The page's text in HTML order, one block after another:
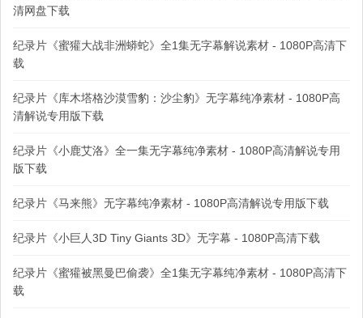
清网盘下载
纪录片《蜜獾大战非洲蟒蛇》全1集无字幕解说素材 - 1080P高清下
载
纪录片《库木塔格沙漠雪豹：沙尘豹》无字幕纯净素材 - 1080P高
清解说专用版下载
纪录片《小鹿艾洛》全一集无字幕纯净素材 - 1080P高清解说专用
版下载
纪录片《马来熊》无字幕纯净素材 - 1080P高清解说专用版下载
纪录片《小巨人3D Tiny Giants 3D》无字幕 - 1080P高清下载
纪录片《蜜獾被黑曼巴偷袭》全1集无字幕纯净素材 - 1080P高清下
载